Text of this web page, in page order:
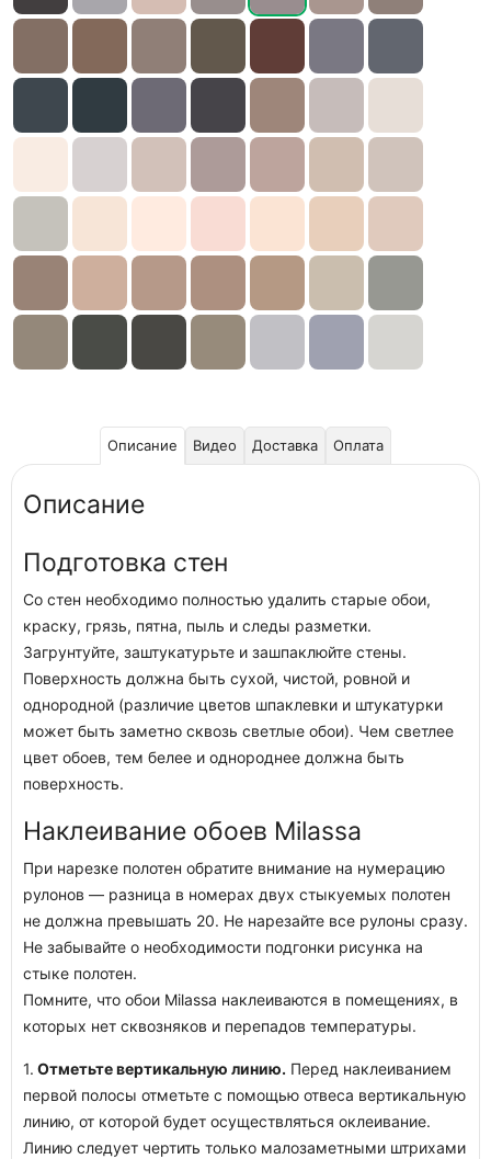
Описание Видео Доставка Оплата
Описание
Подготовка стен
Со стен необходимо полностью удалить старые обои,
краску, грязь, пятна, пыль и следы разметки.
Загрунтуйте, заштукатурьте и зашпаклюйте стены.
Поверхность должна быть сухой, чистой, ровной и
однородной (различие цветов шпаклевки и штукатурки
может быть заметно сквозь светлые обои). Чем светлее
цвет обоев, тем белее и однороднее должна быть
поверхность.
Наклеивание обоев Milassa
При нарезке полотен обратите внимание на нумерацию
рулонов — разница в номерах двух стыкуемых полотен
не должна превышать 20. Не нарезайте все рулоны сразу.
Не забывайте о необходимости подгонки рисунка на
стыке полотен.
Помните, что обои Milassa наклеиваются в помещениях, в
которых нет сквозняков и перепадов температуры.
1. Отметьте вертикальную линию. Перед наклеиванием
первой полосы отметьте с помощью отвеса вертикальную
линию, от которой будет осуществляться оклеивание.
Линию следует чертить только малозаметными штрихами